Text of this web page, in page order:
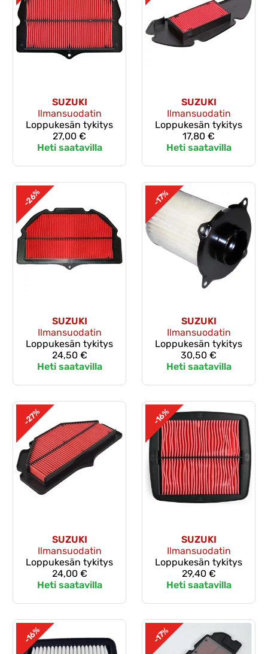
SUZUKI
Ilmansuodatin
Loppukesän tykitys
27,00 €
Heti saatavilla
SUZUKI
Ilmansuodatin
Loppukesän tykitys
17,80 €
Heti saatavilla
-26%
SUZUKI
Ilmansuodatin
Loppukesän tykitys
24,50 €
Heti saatavilla
-17%
SUZUKI
Ilmansuodatin
Loppukesän tykitys
30,50 €
Heti saatavilla
-27%
SUZUKI
Ilmansuodatin
Loppukesän tykitys
24,00 €
Heti saatavilla
-16%
SUZUKI
Ilmansuodatin
Loppukesän tykitys
29,40 €
Heti saatavilla
-16% -17%